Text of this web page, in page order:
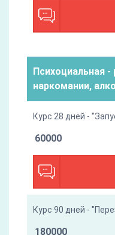
Психоциальная -
наркомании,
Курс 28 дней -
60000
Курс 90 дней -
180000